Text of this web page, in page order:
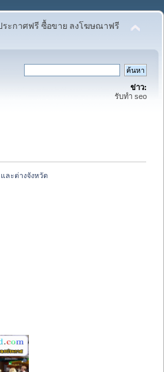
ระกาศฟรี ซื้อขาย ลงโฆษณาฟรี
ข่าว:
รับทำ seo
ละต่างจังหวัด